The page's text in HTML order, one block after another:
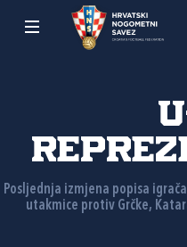
Posljednja izmjena popisa
utakmice protiv Grčke,